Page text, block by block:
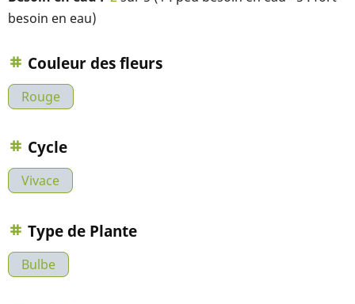
besoin en eau)
Couleur des fleurs
Rouge
Cycle
Vivace
Type de Plante
Bulbe